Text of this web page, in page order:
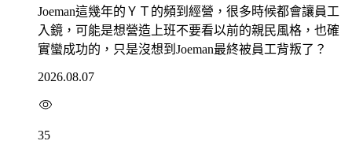
Joeman這幾年的ＹＴ的頻到經營，很多時候都會讓員工
入鏡，可能是想營造上班不要看以前的親民風格，也確
實蠻成功的，只是沒想到Joeman最終被員工背叛了？
2026.08.07
35